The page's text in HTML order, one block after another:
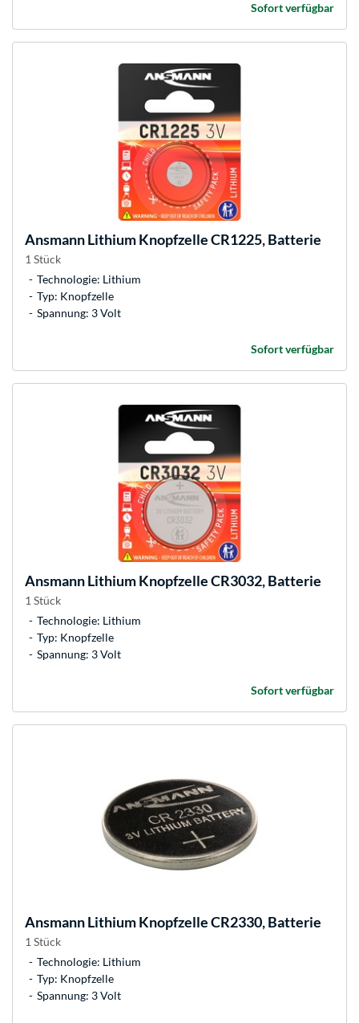
Sofort verfügbar
AnsmannLithium Knopfzelle CR1225, Batterie
1 Stück
Technologie: Lithium
Typ: Knopfzelle
Spannung: 3 Volt
Sofort verfügbar
AnsmannLithium Knopfzelle CR3032, Batterie
1 Stück
Technologie: Lithium
Typ: Knopfzelle
Spannung: 3 Volt
Sofort verfügbar
AnsmannLithium Knopfzelle CR2330, Batterie
1 Stück
Technologie: Lithium
Typ: Knopfzelle
Spannung: 3 Volt